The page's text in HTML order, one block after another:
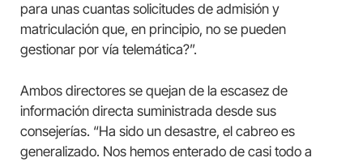
para unas cuantas solicitudes de admisión y
matriculación que, en principio, no se pueden
gestionar por vía telemática?”.
Ambos directores se quejan de la escasez de
información directa suministrada desde sus
consejerías. “Ha sido un desastre, el cabreo es
generalizado. Nos hemos enterado de casi todo a